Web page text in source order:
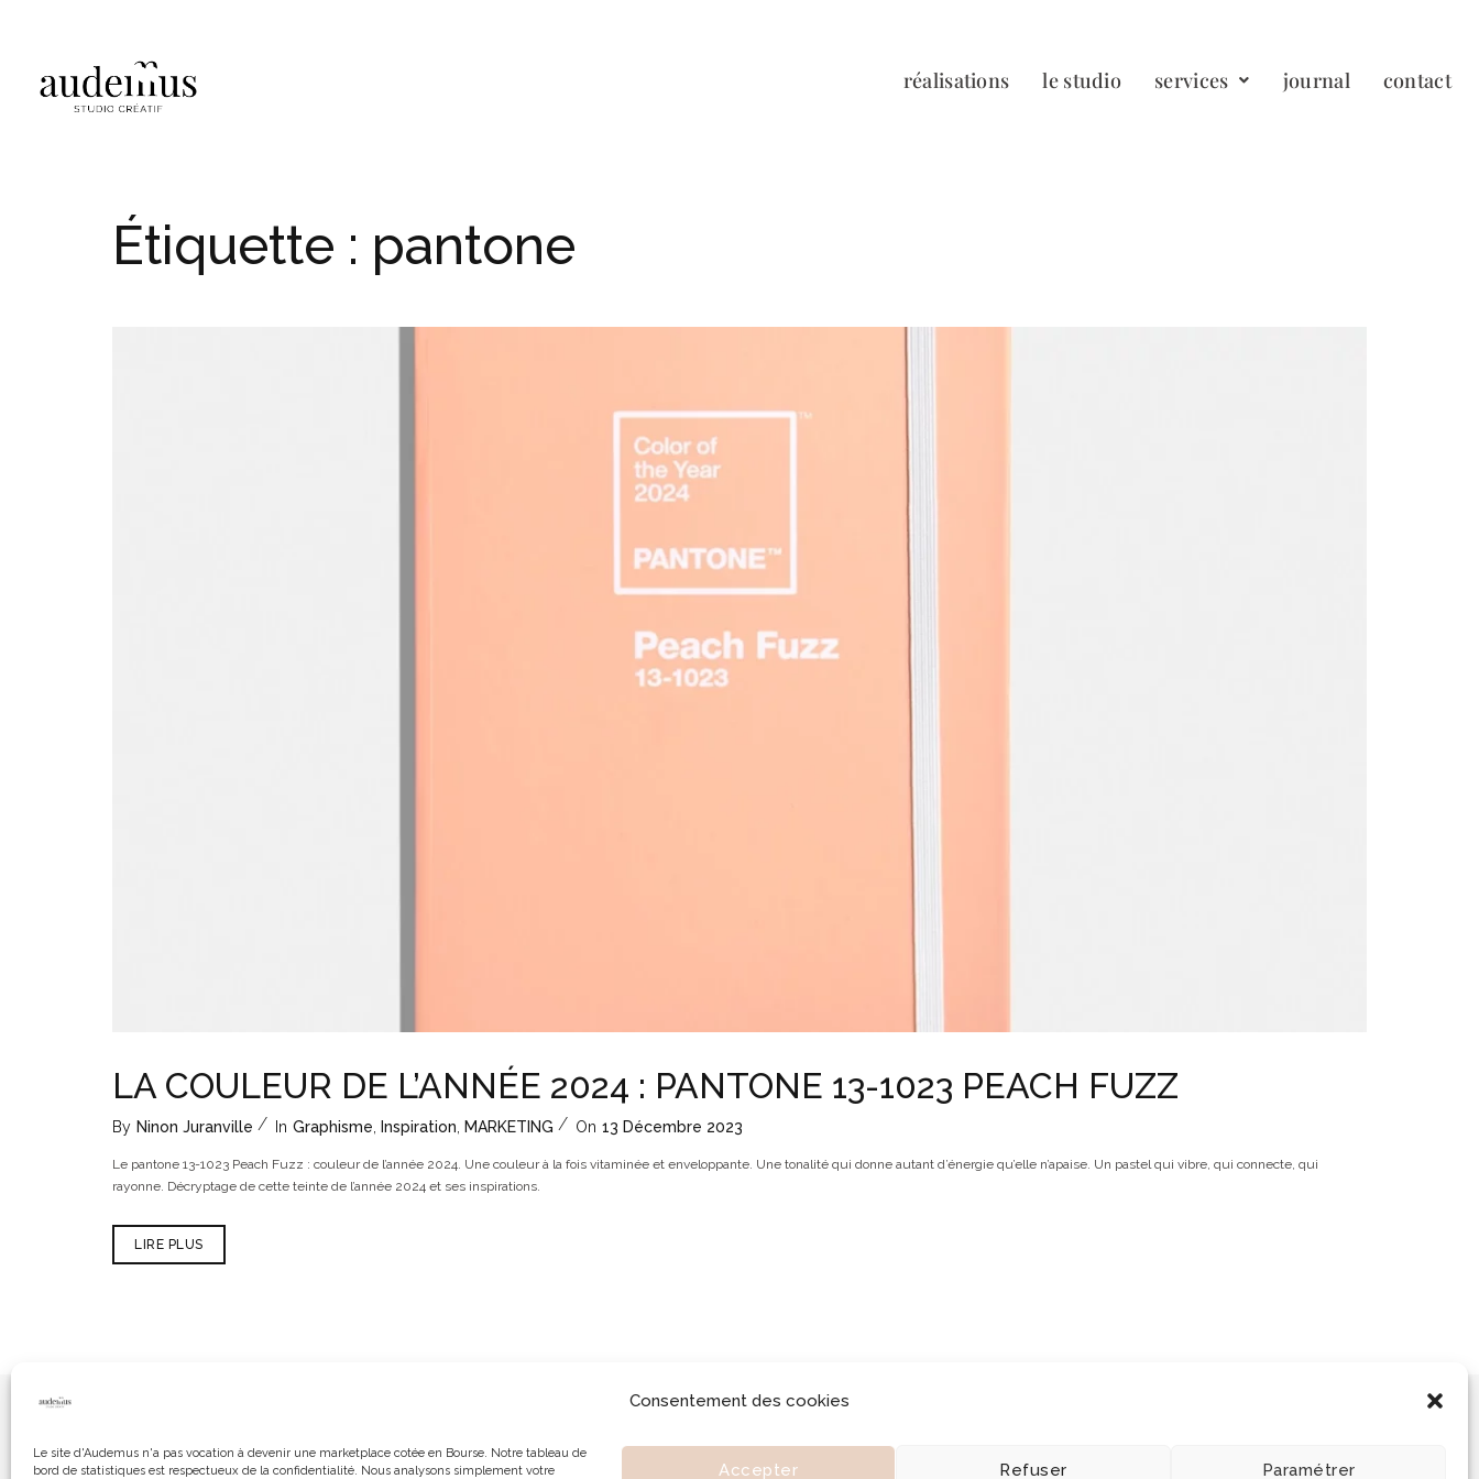
Consentement des cookies
Le site d'Audemus n'a pas vocation à devenir une marketplace cotée en Bourse. Notre tableau de
bord de statistiques est respectueux de la confidentialité. Nous analysons simplement votre
Accepter Refuser Paramétrer
réalisations le studio services journal contact
Étiquette : pantone
LA COULEUR DE L’ANNÉE 2024 : PANTONE 13-1023 PEACH FUZZ
By Ninon Juranville In Graphisme, Inspiration, MARKETING On 13 Décembre 2023
Le pantone 13-1023 Peach Fuzz : couleur de l’année 2024. Une couleur à la fois vitaminée et enveloppante. Une tonalité qui donne autant d’énergie qu’elle n’apaise. Un pastel qui vibre, qui connecte, qui
rayonne. Décryptage de cette teinte de l’année 2024 et ses inspirations.
LIRE PLUS